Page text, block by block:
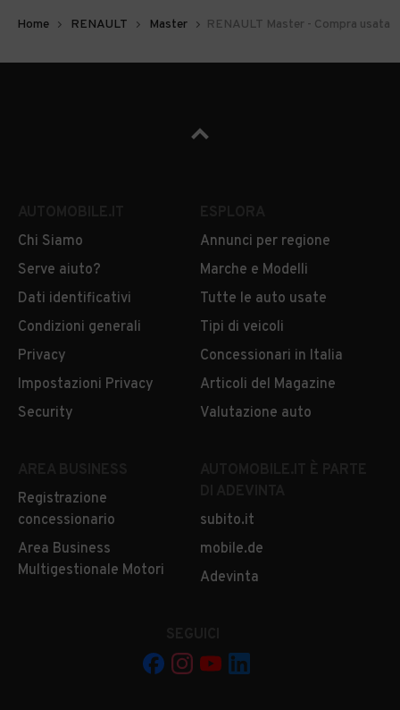
Home RENAULT Master RENAULT Master - Compra usata
Chi Siamo
Serve aiuto?
Dati identificativi
Condizioni generali
Privacy
Impostazioni Privacy
Security
Annunci per regione
Marche e Modelli
Tutte le auto usate
Tipi di veicoli
Concessionari in Italia
Articoli del Magazine
Valutazione auto
Registrazione
concessionario
Area Business
Multigestionale Motori
subito.it
mobile.de
Adevinta